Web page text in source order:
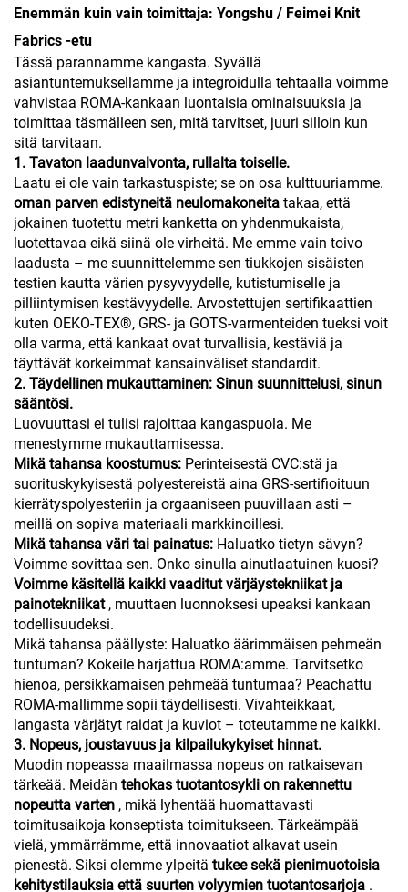
Enemmän kuin vain toimittaja: Yongshu / Feimei Knit
Fabrics -etu
Tässä parannamme kangasta. Syvällä
asiantuntemuksellamme ja integroidulla tehtaalla voimme
vahvistaa ROMA-kankaan luontaisia ominaisuuksia ja
toimittaa täsmälleen sen, mitä tarvitset, juuri silloin kun
sitä tarvitaan.
1. Tavaton laadunvalvonta, rullalta toiselle.
Laatu ei ole vain tarkastuspiste; se on osa kulttuuriamme.
oman parven edistyneitä neulomakoneita takaa, että
jokainen tuotettu metri kanketta on yhdenmukaista,
luotettavaa eikä siinä ole virheitä. Me emme vain toivo
laadusta – me suunnittelemme sen tiukkojen sisäisten
testien kautta värien pysyvyydelle, kutistumiselle ja
pilliintymisen kestävyydelle. Arvostettujen sertifikaattien
kuten OEKO-TEX®, GRS- ja GOTS-varmenteiden tueksi voit
olla varma, että kankaat ovat turvallisia, kestäviä ja
täyttävät korkeimmat kansainväliset standardit.
2. Täydellinen mukauttaminen: Sinun suunnittelusi, sinun
sääntösi.
Luovuuttasi ei tulisi rajoittaa kangaspuola. Me
menestymme mukauttamisessa.
Mikä tahansa koostumus: Perinteisestä CVC:stä ja
suorituskykyisestä polyestereistä aina GRS-sertifioituun
kierrätyspolyesteriin ja orgaaniseen puuvillaan asti –
meillä on sopiva materiaali markkinoillesi.
Mikä tahansa väri tai painatus: Haluatko tietyn sävyn?
Voimme sovittaa sen. Onko sinulla ainutlaatuinen kuosi?
Voimme käsitellä kaikki vaaditut värjäystekniikat ja
painotekniikat , muuttaen luonnoksesi upeaksi kankaan
todellisuudeksi.
Mikä tahansa päällyste: Haluatko äärimmäisen pehmeän
tuntuman? Kokeile harjattua ROMA:amme. Tarvitsetko
hienoa, persikkamaisen pehmeää tuntumaa? Peachattu
ROMA-mallimme sopii täydellisesti. Vivahteikkaat,
langasta värjätyt raidat ja kuviot – toteutamme ne kaikki.
3. Nopeus, joustavuus ja kilpailukykyiset hinnat.
Muodin nopeassa maailmassa nopeus on ratkaisevan
tärkeää. Meidän tehokas tuotantosykli on rakennettu
nopeutta varten , mikä lyhentää huomattavasti
toimitusaikoja konseptista toimitukseen. Tärkeämpää
vielä, ymmärrämme, että innovaatiot alkavat usein
pienestä. Siksi olemme ylpeitä tukee sekä pienimuotoisia
kehitystilauksia että suurten volyymien tuotantosarjoja .